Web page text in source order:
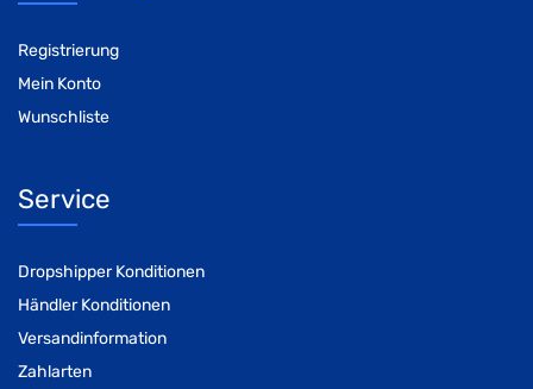
Registrierung
Mein Konto
Wunschliste
Service
Dropshipper Konditionen
Händler Konditionen
Versandinformation
Zahlarten